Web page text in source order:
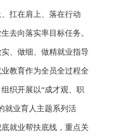
扛在肩上、落在行动
去向落实率目标任务。
、做细、做精就业指导
教育作为全员全过程全
织开展以“成才观、职
就业育人主题系列活
就业帮扶底线，重点关